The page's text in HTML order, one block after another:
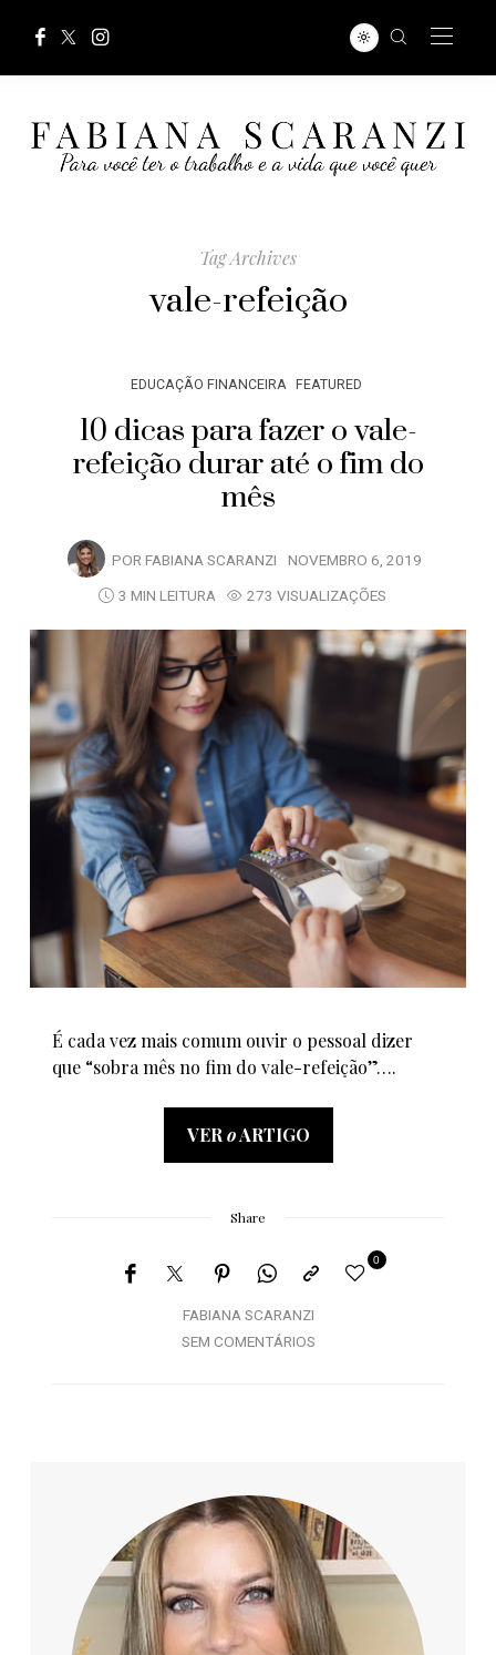
Tag Archives
vale-refeição
EDUCAÇÃO FINANCEIRA FEATURED
10 dicas para fazer o vale-
refeição durar até o fim do
mês
POR FABIANA SCARANZI NOVEMBRO 6, 2019
3 MIN LEITURA
273 VISUALIZAÇÕES
É cada vez mais comum ouvir o pessoal dizer
que “sobra mês no fim do vale-refeição”….
VER oARTIGO
Share
FABIANA SCARANZI
0
SEM COMENTÁRIOS